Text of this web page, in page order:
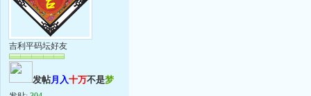
吉利平码坛好友
发帖月入十万不是梦